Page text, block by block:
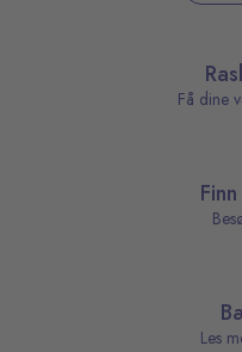
Få dine
Les